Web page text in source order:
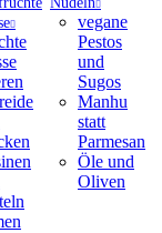
vegane
Pestos
und
Sugos
Manhu
statt
Parmesan
Öle und
Oliven